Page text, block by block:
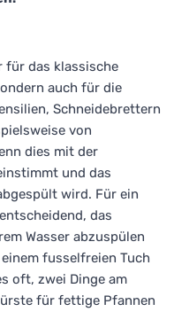
für das klassische
auch für die
Schneidebrettern
von
dies mit der
und das
wird. Für ein
das
Wasser abzuspülen
fusselfreien Tuch
oft, zwei Dinge am
für fettige Pfannen